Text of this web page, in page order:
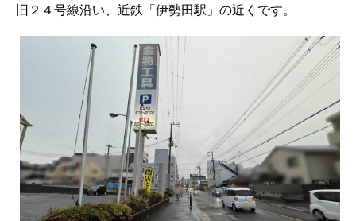
旧２４号線沿い、近鉄「伊勢田駅」の近くです。